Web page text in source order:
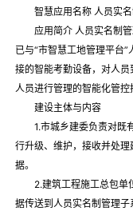
智慧应用名称 人员实名
应用简介 人员实名制管
已与“市智慧工地管理平台
接的智能考勤设备，对人
人员进行管理的智能化管控
建设主体与内容
1.市城乡建委负责对既有
行升级、维护，接收并处
据。
2.建筑工程施工总包单
据传送到人员实名制管理子